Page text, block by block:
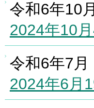
令和6年10月
2024年10
令和6年7月
2024年6月